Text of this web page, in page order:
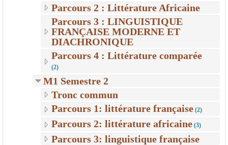
Parcours 2 : Littérature Africaine
Parcours 3 : LINGUISTIQUE
FRANÇAISE MODERNE ET
DIACHRONIQUE
Parcours 4 : Littérature comparée
(2)
M1 Semestre 2
Tronc commun
Parcours 1: littérature française (2)
Parcours 2: littérature africaine (3)
Parcours 3: linguistique française